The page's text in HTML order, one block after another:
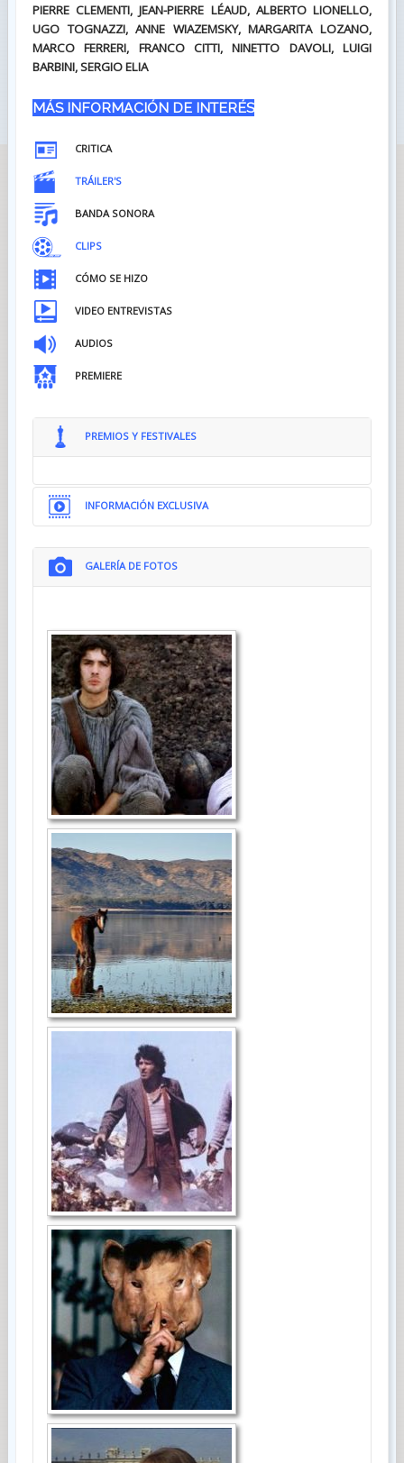
PIERRE CLEMENTI, JEAN-PIERRE LÉAUD, ALBERTO LIONELLO,
UGO TOGNAZZI, ANNE WIAZEMSKY, MARGARITA LOZANO,
MARCO FERRERI, FRANCO CITTI, NINETTO DAVOLI, LUIGI
BARBINI, SERGIO ELIA
MÁS INFORMACIÓN DE INTERÉS
CRITICA
TRÁILER'S
BANDA SONORA
CLIPS
CÓMO SE HIZO
VIDEO ENTREVISTAS
AUDIOS
PREMIERE
PREMIOS Y FESTIVALES
INFORMACIÓN EXCLUSIVA
GALERÍA DE FOTOS